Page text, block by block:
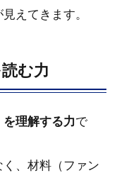
えてきます。
む力
を理解する力で
、材料（ファン